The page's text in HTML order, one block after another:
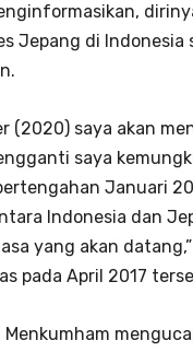
Jepang di
(2020) saya akan
saya
Januari
Indonesia dan
yang akan
pada April 2017
Menkumham